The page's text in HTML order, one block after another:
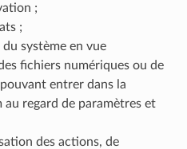
;
;
système en vue
fichiers numériques ou de
entrer dans la
regard de paramètres et
des actions, de